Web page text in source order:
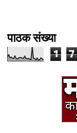
पाठक संख्या
1 7